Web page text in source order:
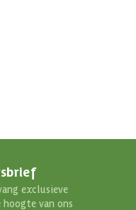
exclusieve
van ons